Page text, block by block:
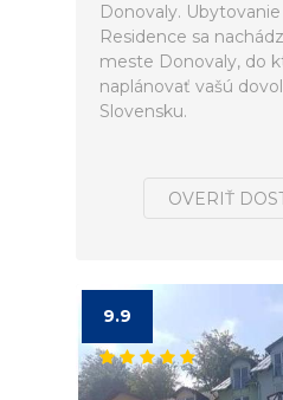
Donovaly.
Residence sa
meste Donovaly, do
naplánovať vašú
Slovensku.
OVERIŤ
9.9